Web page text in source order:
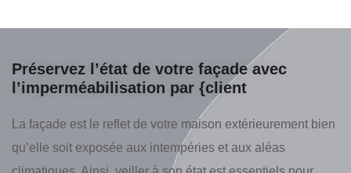
Préservez l’état de votre façade avec
l’imperméabilisation par {client
La façade est le reflet de votre maison extérieurement bien
qu’elle soit exposée aux intempéries et aux aléas